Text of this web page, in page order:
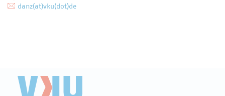
danz(at)vku(dot)de